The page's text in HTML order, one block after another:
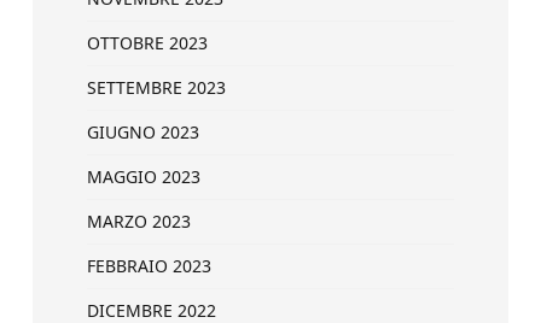
OTTOBRE 2023
SETTEMBRE 2023
GIUGNO 2023
MAGGIO 2023
MARZO 2023
FEBBRAIO 2023
DICEMBRE 2022